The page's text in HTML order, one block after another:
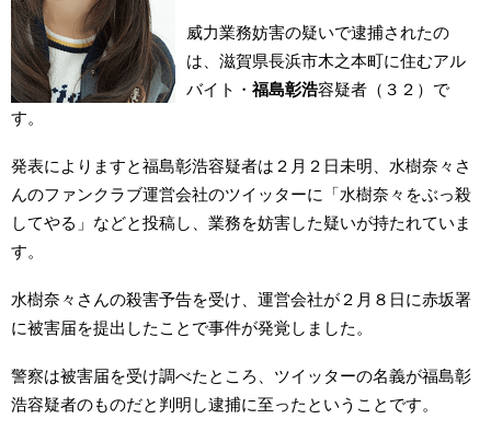
威力業務妨害の疑いで逮捕されたの
は、滋賀県長浜市木之本町に住むアル
バイト・ 福島彰浩容疑者（３２）で
す。
発表によりますと福島彰浩容疑者は２月２日未明、水樹奈々さ
んのファンクラブ運営会社のツイッターに「水樹奈々をぶっ殺
してやる」などと投稿し、業務を妨害した疑いが持たれていま
す。
水樹奈々さんの殺害予告を受け、運営会社が２月８日に赤坂署
に被害届を提出したことで事件が発覚しました。
警察は被害届を受け調べたところ、ツイッターの名義が福島彰
浩容疑者のものだと判明し逮捕に至ったということです。